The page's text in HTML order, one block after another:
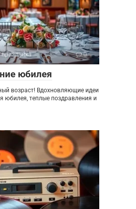
0
юбилея
возраст! Вдохновляющие идеи
юбилея, теплые поздравления и